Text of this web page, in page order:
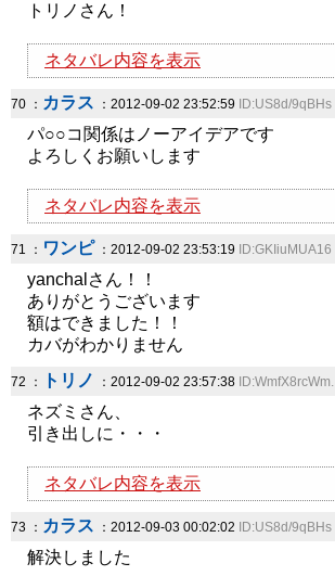
トリノさん！
ネタバレ内容を表示
70 ： カラス ：2012-09-02 23:52:59 ID:US8d/9qBHs
パ○○コ関係はノーアイデアです
よろしくお願いします
ネタバレ内容を表示
71 ： ワンピ ：2012-09-02 23:53:19 ID:GKIiuMUA16
yanchalさん！！
ありがとうございます
額はできました！！
カバがわかりません
72 ： トリノ ：2012-09-02 23:57:38 ID:WmfX8rcWm.
ネズミさん、
引き出しに・・・
ネタバレ内容を表示
73 ： カラス ：2012-09-03 00:02:02 ID:US8d/9qBHs
解決しました